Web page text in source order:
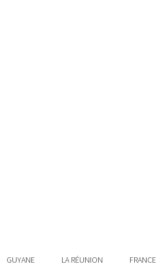
GUYANE LA RÉUNION FRANCE